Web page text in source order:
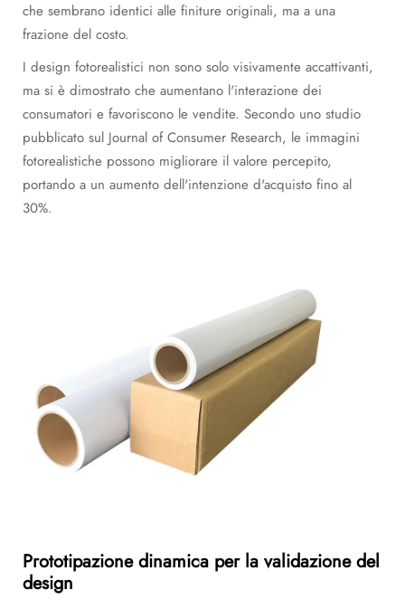
che sembrano identici alle finiture originali, ma a una
frazione del costo.
I design fotorealistici non sono solo visivamente accattivanti,
ma si è dimostrato che aumentano l'interazione dei
consumatori e favoriscono le vendite. Secondo uno studio
pubblicato sul Journal of Consumer Research, le immagini
fotorealistiche possono migliorare il valore percepito,
portando a un aumento dell'intenzione d'acquisto fino al
30%.
Prototipazione dinamica per la validazione del
design